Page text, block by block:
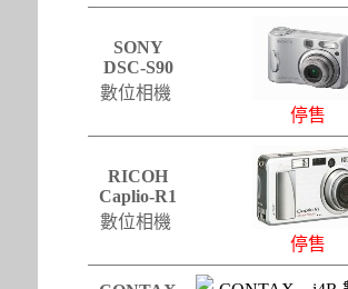
SONY
DSC-S90
數位相機
停售
RICOH
Caplio-R1
數位相機
停售